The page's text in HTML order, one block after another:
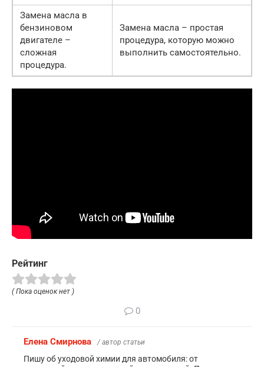
Замена масла в
бензиновом
двигателе –
сложная
процедура.
Замена масла – простая
процедура, которую можно
выполнить самостоятельно.
Рейтинг
( Пока оценок нет )
0
Елена Смирнова / автор статьи
Пишу об уходовой химии для автомобиля: от